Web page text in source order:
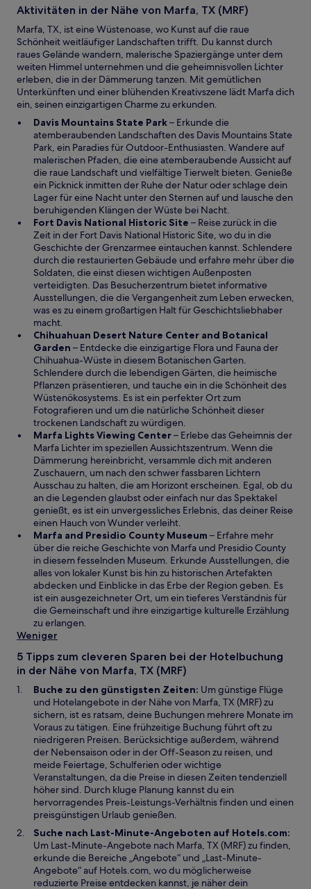
e
ö
f
f
n
e
t
e
e
n
F
e
n
s
t
e
r
g
e
ö
f
f
n
e
t
Aktivitäten in der Nähe von Marfa, TX (MRF)
Marfa, TX, ist eine Wüstenoase, wo Kunst auf die raue
Schönheit weitläufiger Landschaften trifft. Du kannst durch
raues Gelände wandern, malerische Spaziergänge unter dem
weiten Himmel unternehmen und die geheimnisvollen Lichter
erleben, die in der Dämmerung tanzen. Mit gemütlichen
Unterkünften und einer blühenden Kreativszene lädt Marfa dich
ein, seinen einzigartigen Charme zu erkunden.
Davis Mountains State ParkW
i
r
d
i
n
e
i
n
e
m
n
e
u
e
n
e
n
s
t
e
r
g
e
ö
f
f
n
e
t
– Erkunde die
atemberaubenden Landschaften des Davis Mountains State
Park, ein Paradies für Outdoor-Enthusiasten. Wandere auf
malerischen Pfaden, die eine atemberaubende Aussicht auf
die raue Landschaft und vielfältige Tierwelt bieten. Genieße
ein Picknick inmitten der Ruhe der Natur oder schlage dein
Lager für eine Nacht unter den Sternen auf und lausche den
beruhigenden Klängen der Wüste bei Nacht.
Fort Davis National Historic Site W
i
r
d
i
n
e
i
e
m
n
e
u
e
n
e
n
s
t
e
r
g
ö
f
f
n
e
t
– Reise zurück in die
Zeit in der Fort Davis National Historic Site, wo du in die
Geschichte der Grenzarmee eintauchen kannst. Schlendere
durch die restaurierten Gebäude und erfahre mehr über die
Soldaten, die einst diesen wichtigen Außenposten
verteidigten. Das Besucherzentrum bietet informative
Ausstellungen, die die Vergangenheit zum Leben erwecken,
was es zu einem großartigen Halt für Geschichtsliebhaber
macht.
Chihuahuan Desert Nature Center and Botanical
Garden W
i
r
d
i
n
e
i
n
e
m
n
e
u
e
n
F
e
n
s
t
e
r
ö
f
n
e
t
– Entdecke die einzigartige Flora und Fauna der
Chihuahua-Wüste in diesem Botanischen Garten.
Schlendere durch die lebendigen Gärten, die heimische
Pflanzen präsentieren, und tauche ein in die Schönheit des
Wüstenökosystems. Es ist ein perfekter Ort zum
Fotografieren und um die natürliche Schönheit dieser
trockenen Landschaft zu würdigen.
Marfa Lights Viewing CenterW
i
r
d
i
n
e
i
n
e
m
n
e
u
e
n
s
e
r
g
e
ö
f
f
n
e
– Erlebe das Geheimnis der
Marfa Lichter im speziellen Aussichtszentrum. Wenn die
Dämmerung hereinbricht, versammle dich mit anderen
Zuschauern, um nach den schwer fassbaren Lichtern
Ausschau zu halten, die am Horizont erscheinen. Egal, ob du
an die Legenden glaubst oder einfach nur das Spektakel
genießt, es ist ein unvergessliches Erlebnis, das deiner Reise
einen Hauch von Wunder verleiht.
Marfa and Presidio County Museum W
i
r
d
i
n
e
m
u
e
n
F
e
n
s
t
e
r
e
ö
f
f
n
– Erfahre mehr
über die reiche Geschichte von Marfa und Presidio County
in diesem fesselnden Museum. Erkunde Ausstellungen, die
alles von lokaler Kunst bis hin zu historischen Artefakten
abdecken und Einblicke in das Erbe der Region geben. Es
ist ein ausgezeichneter Ort, um ein tieferes Verständnis für
die Gemeinschaft und ihre einzigartige kulturelle Erzählung
zu erlangen.
Weniger
5 Tipps zum cleveren Sparen bei der Hotelbuchung
in der Nähe von Marfa, TX (MRF)
Buche zu den günstigsten Zeiten: Um günstige Flüge
und Hotelangebote in der Nähe von Marfa, TX (MRF) zu
sichern, ist es ratsam, deine Buchungen mehrere Monate im
Voraus zu tätigen. Eine frühzeitige Buchung führt oft zu
niedrigeren Preisen. Berücksichtige außerdem, während
der Nebensaison oder in der Off-Season zu reisen, und
meide Feiertage, Schulferien oder wichtige
Veranstaltungen, da die Preise in diesen Zeiten tendenziell
höher sind. Durch kluge Planung kannst du ein
hervorragendes Preis-Leistungs-Verhältnis finden und einen
preisgünstigen Urlaub genießen.
Suche nach Last-Minute-Angeboten auf Hotels.com:
Um Last-Minute-Angebote nach Marfa, TX (MRF) zu finden,
erkunde die Bereiche „Angebote“ und „Last-Minute-
Angebote“ auf Hotels.com, wo du möglicherweise
reduzierte Preise entdecken kannst, je näher dein